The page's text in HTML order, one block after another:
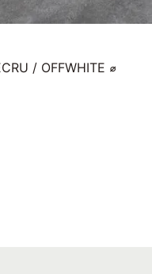
/ OFFWHITE ⌀